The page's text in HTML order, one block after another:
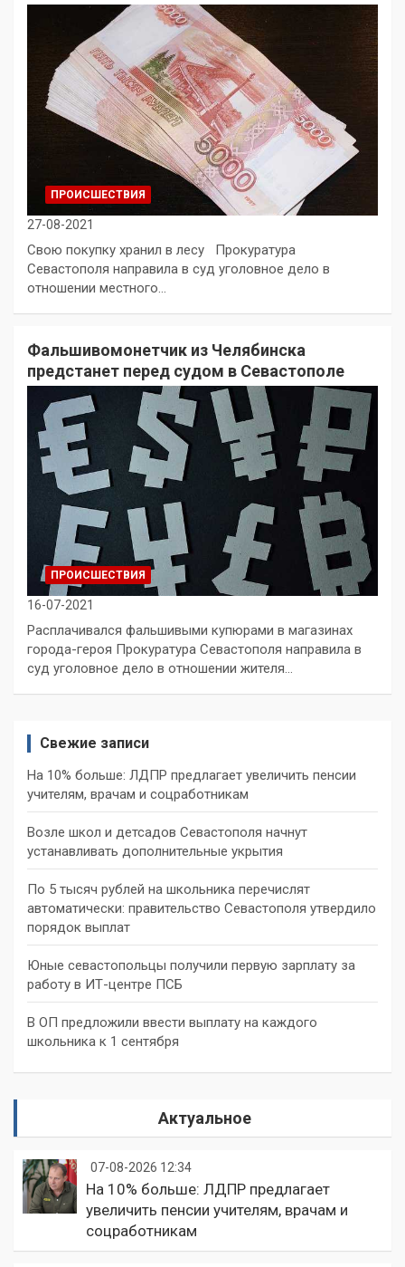
ПРОИСШЕСТВИЯ
27-08-2021
Свою покупку хранил в лесу Прокуратура
Севастополя направила в суд уголовное дело в
отношении местного…
Фальшивомонетчик из Челябинска
предстанет перед судом в Севастополе
ПРОИСШЕСТВИЯ
16-07-2021
Расплачивался фальшивыми купюрами в магазинах
города-героя Прокуратура Севастополя направила в
суд уголовное дело в отношении жителя…
Свежие записи
На 10% больше: ЛДПР предлагает увеличить пенсии
учителям, врачам и соцработникам
Возле школ и детсадов Севастополя начнут
устанавливать дополнительные укрытия
По 5 тысяч рублей на школьника перечислят
автоматически: правительство Севастополя утвердило
порядок выплат
Юные севастопольцы получили первую зарплату за
работу в ИТ-центре ПСБ
В ОП предложили ввести выплату на каждого
школьника к 1 сентября
Актуальное
07-08-2026 12:34
На 10% больше: ЛДПР предлагает
увеличить пенсии учителям, врачам и
соцработникам